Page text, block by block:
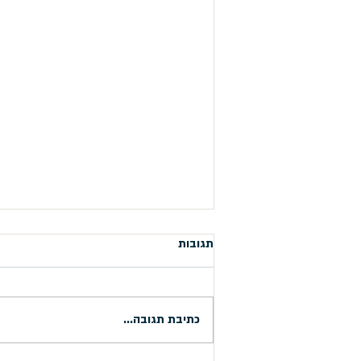
תגובות
כתיבת תגובה...